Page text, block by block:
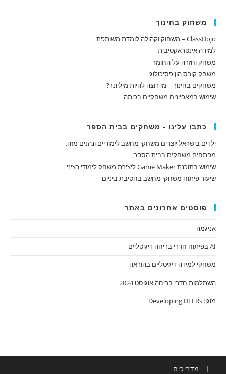
משחוק בחינוך
ClassDojo – משחוק וקהילה לומדת משותפת
למידה אינטראקטיבית
משחק וחזרה על החומר
משחק קורס הון פסיכולוגי
משחקים בחינוך – מי רוצה להיות מיליונר?
שימוש במאפיינים משחקיים בכיתה
כתבו עלינו - משחקים בבית הספר
ילדים בישראל יוצרים משחקי מחשב לימודיים ונהנים מזה.
מפתחים משחקים בבית הספר
שימוש בתוכנת Game Maker ליצירת משחק לימודי רציני
שיעור פיתוח משחקי מחשב בחטיבת ביניים
פוסטים אחרונים באתר
אניגמה
AI בפיתוח חדרי בריחה דיגיטליים
משחקי למידה דיגיטליים בהוראה
השתלמות חדרי בריחה אוגוסט 2024
מוגן: Developing DEERs
מדריכים